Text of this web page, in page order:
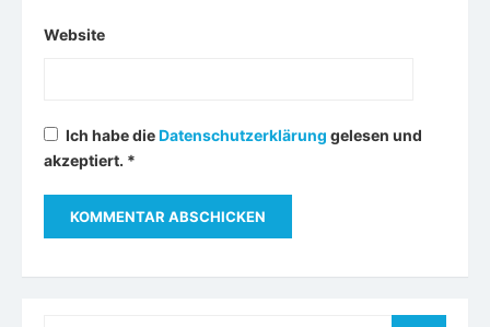
Website
Ich habe dieDatenschutzerklärung gelesen und
akzeptiert. *